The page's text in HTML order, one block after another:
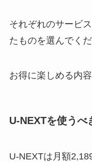
それぞれのサービ
たものを選んでくだ
お得に楽しめる内
U-NEXTを使うべ
U-NEXTは月額